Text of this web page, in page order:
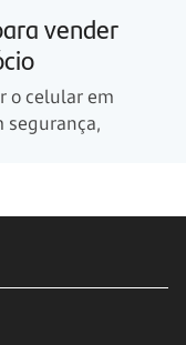
vender
o celular em
segurança,